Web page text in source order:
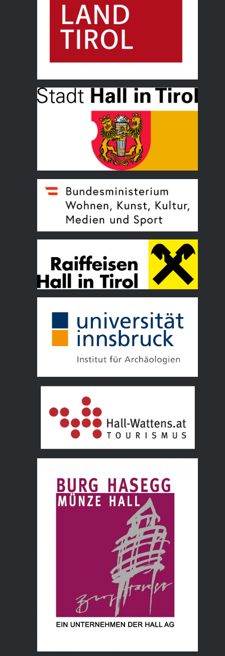
Land Tirol